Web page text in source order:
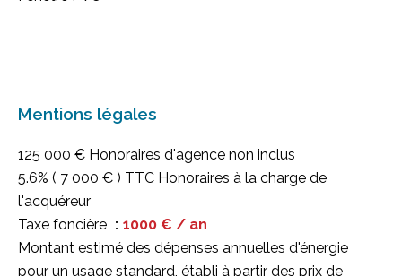
Mentions légales
125 000 € Honoraires d'agence non inclus
5.6% ( 7 000 € ) TTC Honoraires à la charge de
l'acquéreur
Taxe foncière
1000 € / an
Montant estimé des dépenses annuelles d'énergie
pour un usage standard, établi à partir des prix de